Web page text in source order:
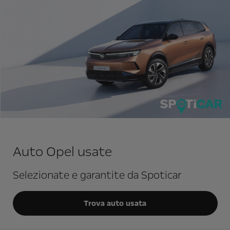
Auto Opel usate
Selezionate e garantite da Spoticar
Trova auto usata